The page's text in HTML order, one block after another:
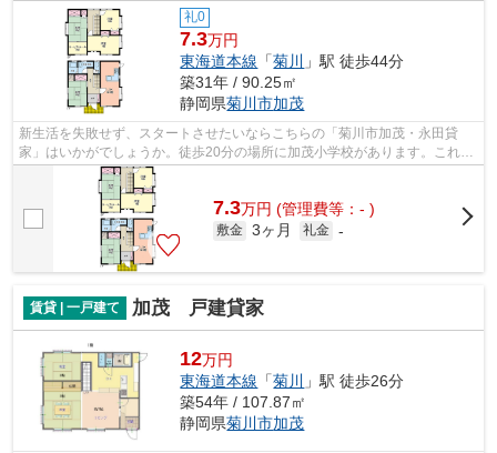
礼0
7.3万円
東海道本線 「菊川
」駅 徒歩44分
築31年 / 90.25㎡
静岡県菊川市加茂
新生活を失敗せず、スタートさせたいならこちらの「菊川市加茂・永田貸
家」はいかがでしょうか。徒歩20分の場所に加茂小学校があります。これか
ら始まる楽しい暮らし。菊川市エリアや...
7.3万円 (管理費等：- )
敷金 3ヶ月 礼金 -
賃貸 | 一戸建て 加茂 戸建貸家
12万円
東海道本線 「菊川
」駅 徒歩26分
築54年 / 107.87㎡
静岡県菊川市加茂